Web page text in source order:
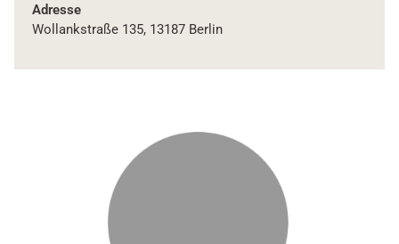
Adresse
Wollankstraße 135, 13187 Berlin